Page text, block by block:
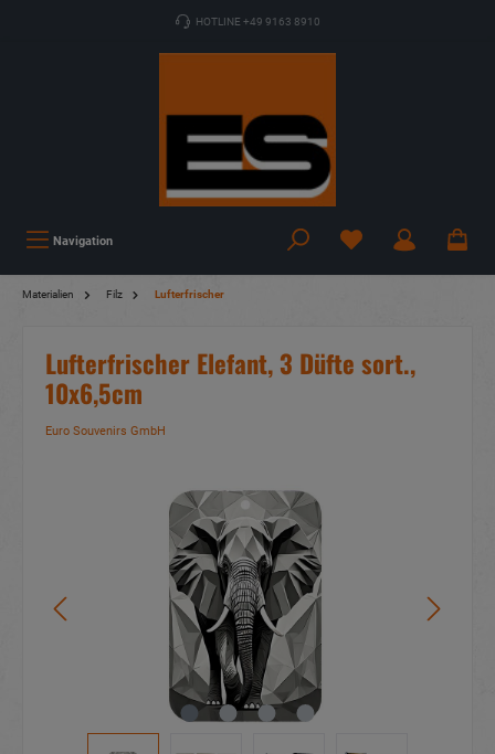
HOTLINE +49 9163 8910
Navigation
Materialien Filz Lufterfrischer
Lufterfrischer Elefant, 3 Düfte sort.,
10x6,5cm
Euro Souvenirs GmbH